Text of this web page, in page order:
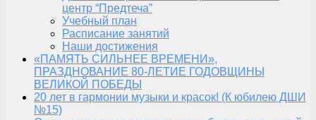
центр “Предтеча”
Учебный план
Расписание занятий
Наши достижения
«ПАМЯТЬ СИЛЬНЕЕ ВРЕМЕНИ»,
ПРАЗДНОВАНИЕ 80-ЛЕТИЕ ГОДОВЩИНЫ
ВЕЛИКОЙ ПОБЕДЫ
20 лет в гармонии музыки и красок! (К юбилею ДШИ
№15)